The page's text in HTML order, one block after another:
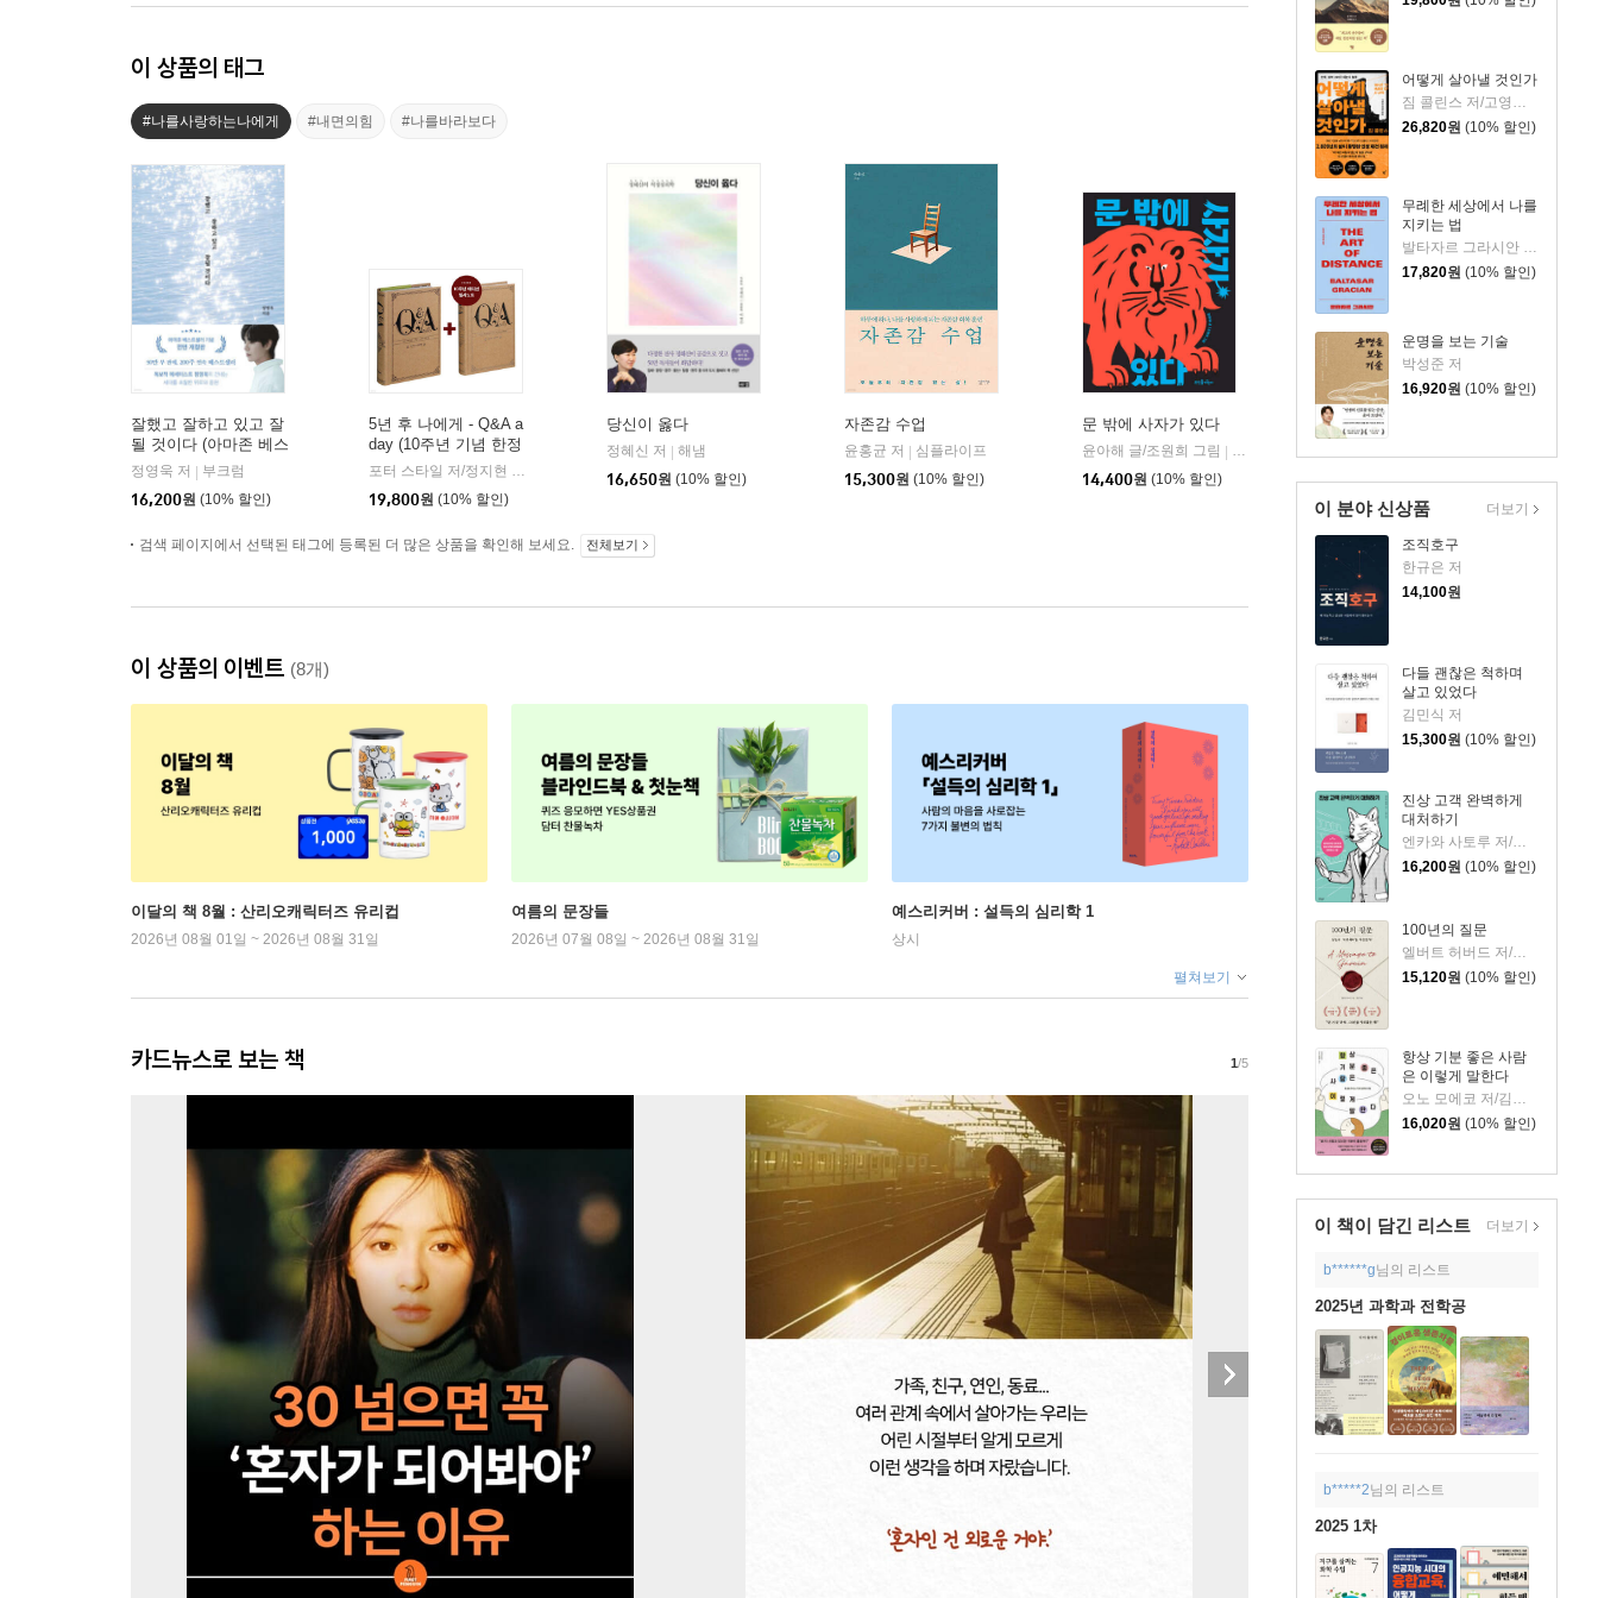
어떻게 살아낼 것인가
26,820원 (10% 할인)
무례한 세상에서 나를
지키는 법
발타자르 그라시안 저/하와이 대저택 편저
17,820원 (10% 할인)
운명을 보는 기술
박성준 저
16,920원 (10% 할인)
이 분야 신상품
조직호구
한규은 저
14,100원
다들 괜찮은 척하며
살고 있었다
김민식 저
15,300원 (10% 할인)
진상 고객 완벽하게
대처하기
16,200원 (10% 할인)
100년의 질문
엘버트 허버드 저/충희 편
15,120원 (10% 할인)
항상 기분 좋은 사람
은 이렇게 말한다
오노 모에코 저/김시온 역
16,020원 (10% 할인)
더보기
이 책이 담긴 리스트 더보기
b******g님의 리스트
2025년 과학과 전학공
b*****2님의 리스트
2025 1차
이 상품의 태그
#나를사랑하는나에게 #내면의힘 #나를바라보다
잘했고 잘하고 있고 잘
될 것이다 (아마존 베스
트셀러 기념 전면 개정
정영욱 저
부크럼
16,200원 (10% 할인)
5년 후 나에게 - Q&A a
day (10주년 기념 한정
판 필사 노트 세트)
포터 스타일 저/정지현 역
19,800원 (10% 할인)
당신이 옳다
정혜신 저
해냄
16,650원 (10% 할인)
자존감 수업
윤홍균 저
심플라이프
15,300원 (10% 할인)
문 밖에 사자가 있다
윤아해 글/조원희 그림
뜨인돌어린이
14,400원 (10% 할인)
검색 페이지에서 선택된 태그에 등록된 더 많은 상품을 확인해 보세요. 전체보기
이 상품의 이벤트 (8개)
이달의 책 8월 : 산리오캐릭터즈 유리컵
2026년 08월 01일 ~ 2026년 08월 31일
여름의 문장들
2026년 07월 08일 ~ 2026년 08월 31일
예스리커버 : 설득의 심리학 1
상시
펼쳐보기
카드뉴스로 보는 책 1/5